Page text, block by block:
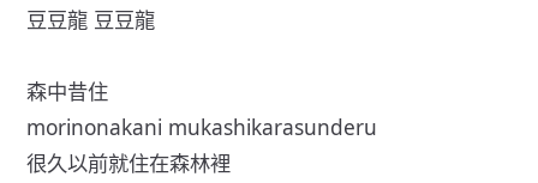
豆豆龍 豆豆龍
森中昔住
morinonakani mukashikarasunderu
很久以前就住在森林裡